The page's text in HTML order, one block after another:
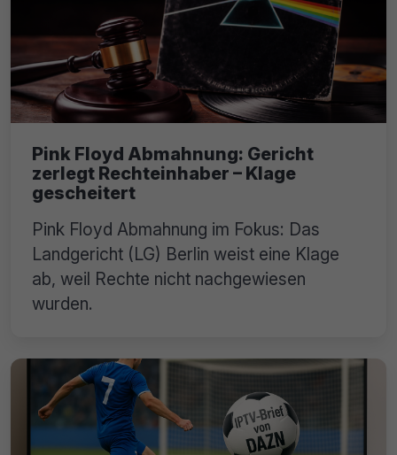
Pink Floyd Abmahnung: Gericht
zerlegt Rechteinhaber – Klage
gescheitert
Pink Floyd Abmahnung im Fokus: Das
Landgericht (LG) Berlin weist eine Klage
ab, weil Rechte nicht nachgewiesen
wurden.